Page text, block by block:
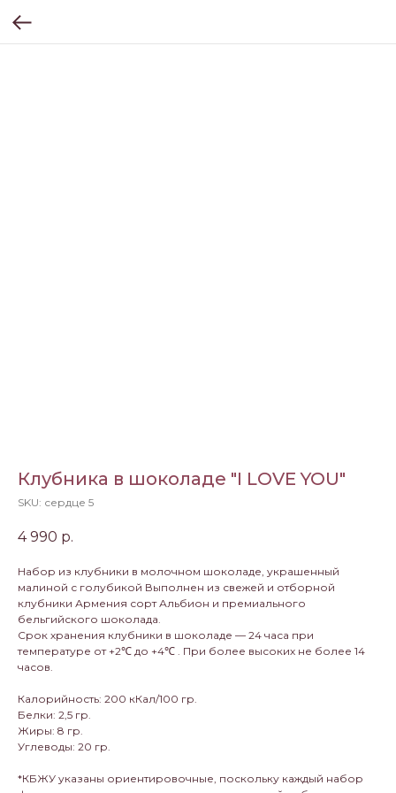
Клубника в шоколаде "I LOVE YOU"
SKU: сердце 5
4 990 р.
Набор из клубники в молочном шоколаде, украшенный
малиной с голубикой Выполнен из свежей и отборной
клубники Армения сорт Альбион и премиального
бельгийского шоколада.
Срок хранения клубники в шоколаде — 24 часа при
температуре от +2℃ до +4℃ . При более высоких не более 14
часов.
Калорийность: 200 кКал/100 гр.
Белки: 2,5 гр.
Жиры: 8 гр.
Углеводы: 20 гр.
*КБЖУ указаны ориентировочные, поскольку каждый набор